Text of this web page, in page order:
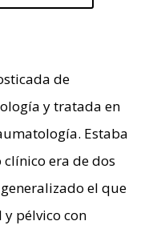
de
y tratada en
Estaba
clínico era de dos
el que
pélvico con